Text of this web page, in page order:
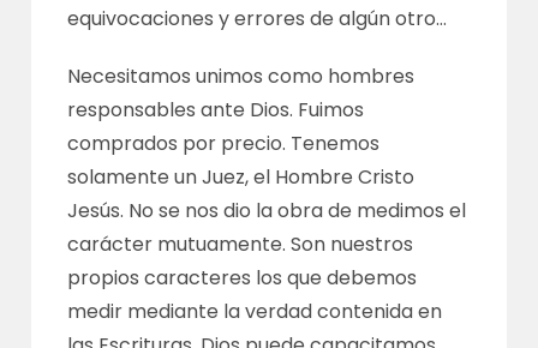
equivocaciones y errores de algún otro…
Necesitamos unimos como hombres
responsables ante Dios. Fuimos
comprados por precio. Tenemos
solamente un Juez, el Hombre Cristo
Jesús. No se nos dio la obra de medimos el
carácter mutuamente. Son nuestros
propios caracteres los que debemos
medir mediante la verdad contenida en